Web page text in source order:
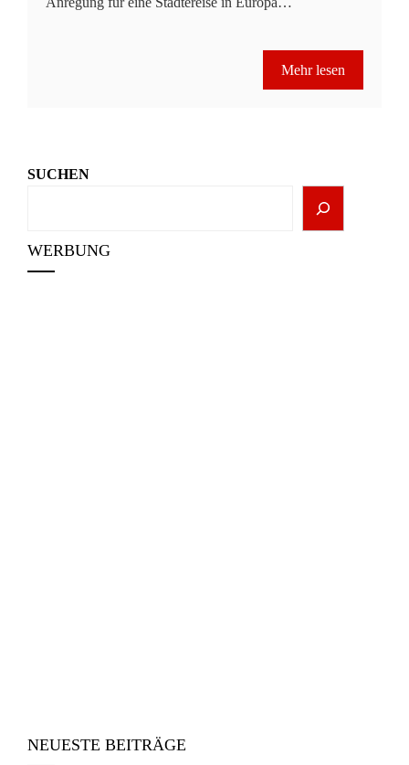
Mehr lesen
SUCHEN
WERBUNG
NEUESTE BEITRÄGE